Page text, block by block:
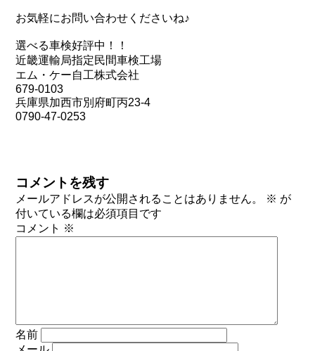
お気軽にお問い合わせくださいね♪
選べる車検好評中！！
近畿運輸局指定民間車検工場
エム・ケー自工株式会社
679-0103
兵庫県加西市別府町丙23-4
0790-47-0253
コメントを残す
メールアドレスが公開されることはありません。 ※ が
付いている欄は必須項目です
コメント ※
名前